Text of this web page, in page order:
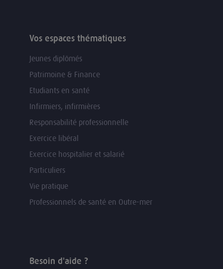
Vos espaces thématiques
Jeunes diplômés
Patrimoine & Finance
Etudiants en santé
Infirmiers, infirmières
Responsabilité professionnelle
Exercice libéral
Exercice hospitalier et salarié
Particuliers
Vie pratique
Professionnels de santé en Outre-mer
Besoin d'aide ?